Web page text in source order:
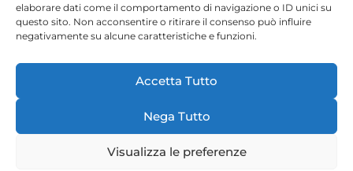
elaborare dati come il comportamento di navigazione o ID unici su
questo sito. Non acconsentire o ritirare il consenso può influire
negativamente su alcune caratteristiche e funzioni.
Accetta Tutto
Nega Tutto
Visualizza le preferenze
INVIA
zonzaassicurazioni.it | Zonza Assicurazioni S.R.L. | Sede
legale: Via Verdi 27, 09128 Cagliari (CA) |
Privacy e Cookie Policy